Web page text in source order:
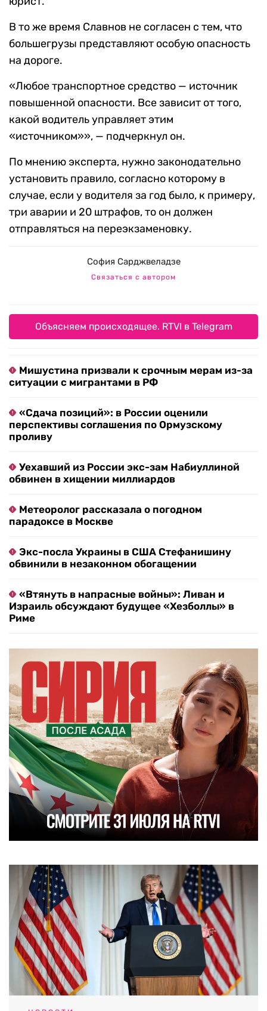
В то же время Славнов не согласен с тем, что
большегрузы представляют особую опасность
на дороге.
«Любое транспортное средство — источник
повышенной опасности. Все зависит от того,
какой водитель управляет этим
«источником»», — подчеркнул он.
По мнению эксперта, нужно законодательно
установить правило, согласно которому в
случае, если у водителя за год было, к примеру,
три аварии и 20 штрафов, то он должен
отправляться на переэкзаменовку.
София Сарджвеладзе
Связаться с автором
Объясняем происходящее. RTVI в Telegram
Мишустина призвали к срочным мерам из-за
ситуации с мигрантами в РФ
«Сдача позиций»: в России оценили
перспективы соглашения по Ормузскому
проливу
Уехавший из России экс-зам Набиуллиной
обвинен в хищении миллиардов
Метеоролог рассказала о погодном
парадоксе в Москве
Экс-посла Украины в США Стефанишину
обвинили в незаконном обогащении
«Втянуть в напрасные войны»: Ливан и
Израиль обсуждают будущее «Хезболлы» в
Риме